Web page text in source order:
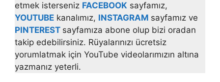
etmek isterseniz FACEBOOK sayfamız,
YOUTUBE kanalımız, INSTAGRAM sayfamız ve
PINTEREST sayfamıza abone olup bizi oradan
takip edebilirsiniz. Rüyalarınızı ücretsiz
yorumlatmak için YouTube videolarımızın altına
yazmanız yeterli.